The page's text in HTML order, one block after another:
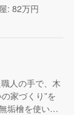
: 82万円
人の手で、木
家づくり”を
垢檜を使い、